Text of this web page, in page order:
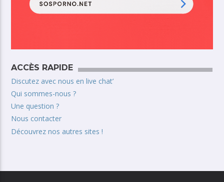
ACCÈS RAPIDE
Discutez avec nous en live chat’
Qui sommes-nous ?
Une question ?
Nous contacter
Découvrez nos autres sites !